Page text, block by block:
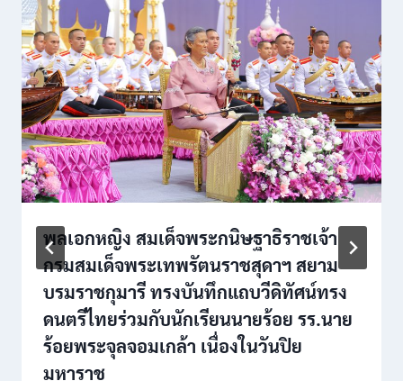
พลเอกหญิง สมเด็จพระกนิษฐาธิราชเจ้า
กรมสมเด็จพระเทพรัตนราชสุดาฯ สยาม
บรมราชกุมารี ทรงบันทึกแถบวีดิทัศน์ทรง
ดนตรีไทยร่วมกับนักเรียนนายร้อย รร.นาย
ร้อยพระจุลจอมเกล้า เนื่องในวันปิย
มหาราช